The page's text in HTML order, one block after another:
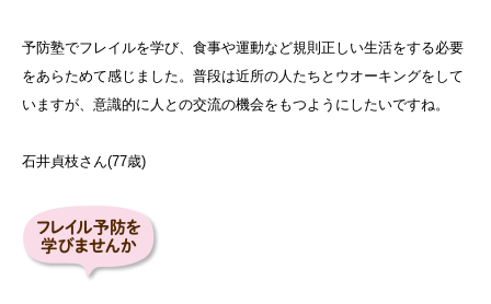
予防塾でフレイルを学び、食事や運動など規則正しい生活をする必要
をあらためて感じました。普段は近所の人たちとウオーキングをして
いますが、意識的に人との交流の機会をもつようにしたいですね。
石井貞枝さん(77歳)